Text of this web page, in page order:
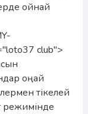
ойнай
club">
оңай
тікелей
режимінде